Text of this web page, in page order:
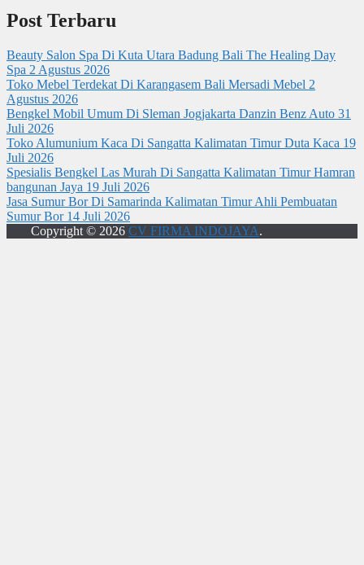
Post Terbaru
Beauty Salon Spa Di Kuta Utara Badung Bali The Healing Day
Spa 2 Agustus 2026
Toko Mebel Terdekat Di Karangasem Bali Mersadi Mebel 2
Agustus 2026
Bengkel Mobil Umum Di Sleman Jogjakarta Danzin Benz Auto 31
Juli 2026
Toko Alumunium Kaca Di Sangatta Kalimatan Timur Duta Kaca 19
Juli 2026
Spesialis Bengkel Las Murah Di Sangatta Kalimatan Timur Hamran
bangunan Jaya 19 Juli 2026
Jasa Sumur Bor Di Samarinda Kalimatan Timur Ahli Pembuatan
Sumur Bor 14 Juli 2026
Copyright © 2026 CV FIRMA INDOJAYA.